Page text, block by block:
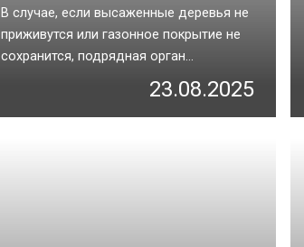
В случае, если высаженные деревья не
приживутся или газонное покрытие не
сохранится, подрядная орган...
23.08.2025